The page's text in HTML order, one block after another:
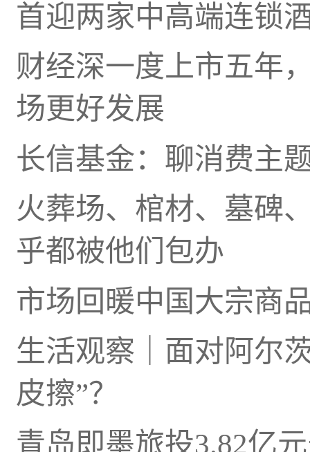
首迎两家中高端连锁
财经深一度上市五年
场更好发展
长信基金：聊消费主
火葬场、棺材、墓碑
乎都被他们包办
市场回暖中国大宗商
生活观察｜面对阿尔
皮擦”？
青岛即墨旅投3.82亿